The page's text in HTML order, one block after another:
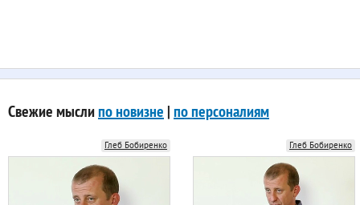
Свежие мыслипо новизне по персоналиям
Глеб Бобиренко Глеб Бобиренко